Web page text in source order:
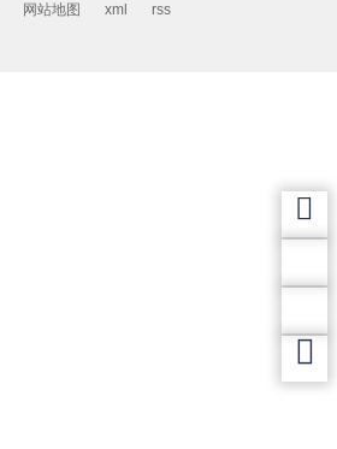
网站地图 xml rss